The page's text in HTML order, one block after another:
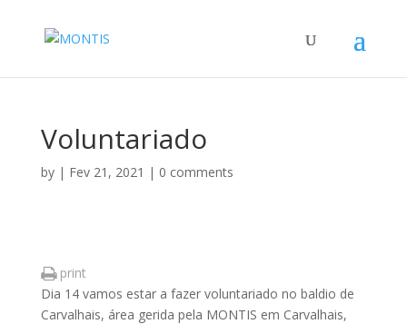
Voluntariado
by | Fev 21, 2021 | 0 comments
print
Dia 14 vamos estar a fazer voluntariado no baldio de
Carvalhais, área gerida pela MONTIS em Carvalhais,